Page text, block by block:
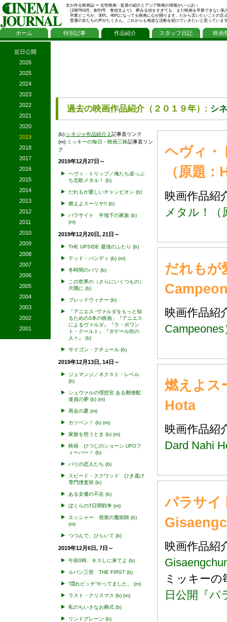
女が作る映画誌 ー 女性映画・監督の紹介とアジア映画の情報がいっぱい
(1987年8月、創刊号 巻頭文より) 夢みる頃をすぎても、まだ映画を卒業できない私
卒業どころか、30代、40代になっても映画に心が踊ります。だから言いたいことの言
普通の女たちの声がたくさん。これからも地道な活動を続けていきたいと思っていま
ホーム 特別記事 作品紹介 スタッフ日記 映画
近日公開
2026
2025
2024
2023
2022
2021
2020
2019
2018
2017
2016
2015
2014
2013
2012
2011
2010
2009
2008
2007
2006
2005
2004
2003
2002
2001
過去の映画作品紹介（２０１９年）: シ
(b):シネジャ作品紹介２記事直リンク
(m): ミッキーの毎日・映画三昧記事直リン
ク
2019年12月27日～
ヘヴィ・トリップ／俺たち崖っぷ
ち北欧メタル！
(b)
だれもが愛しいチャンピオン (b)
燃えよスーリヤ!! (b)
パラサイト 半地下の家族 (b)
(m)
2019年12月20日, 21日～
THE UPSIDE 最強のふたり (b)
テッド・バンディ (b) (m)
冬時間のパリ (b)
この世界の（さらにいくつもの）
片隅に (b)
ブレッドウィナー (b)
「アニエス･ヴァルダをもっと知
るための3本の映画」『アニエス
によるヴァルダ』『ラ・ポワン
ト・クールト』『ダゲール街の
人々』
(b)
サイゴン・クチュール (b)
2019年12月13日, 14日～
ジュマンジ／ネクスト・レベル
(b)
シュヴァルの理想宮 ある郵便配
達員の夢 (b) (m)
再会の夏 (m)
カツベン！ (b) (m)
家族を想うとき (b) (m)
映画 ひつじのショーン UFOフ
ィーバー！
(b)
パリの恋人たち (b)
スピード・スクワッド ひき逃げ
専門捜査班 (b)
ある女優の不在 (b)
ぼくらの7日間戦争 (m)
エッシャー 視覚の魔術師 (b)
(m)
つつんで、ひらいて (b)
2019年12月6日, 7日～
午前0時、キスしに来てよ (b)
ルパン三世 THE FIRST (b)
“隠れビッチ”やってました。 (m)
ラスト・クリスマス (b) (m)
私のちいさなお葬式 (b)
リンドグレーン (b)
ヘヴィ・
（原題
映画作品
メタル！（
だれもが
映画作品
Campeones
燃えよ
Hota
映画作品
Dard Nahi
パラサ
映画作品
ミッキー
日公開『パ